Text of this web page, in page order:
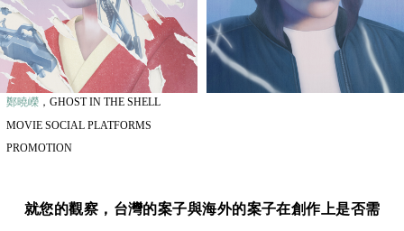
鄭曉嶸 ，GHOST IN THE SHELL
MOVIE SOCIAL PLATFORMS
PROMOTION
就您的觀察，台灣的案子與海外的案子在創作上是否需